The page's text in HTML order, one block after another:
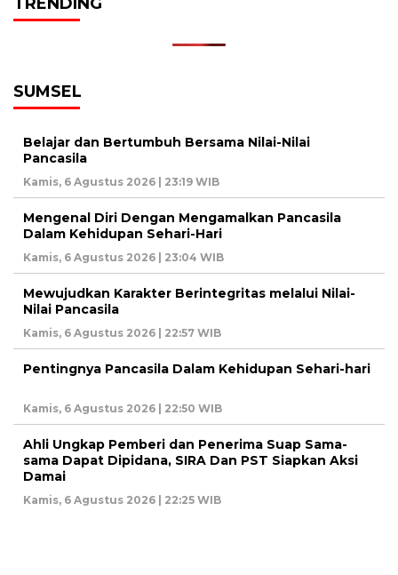
SUMSEL
Belajar dan Bertumbuh Bersama Nilai-Nilai
Pancasila
Kamis, 6 Agustus 2026 | 23:19 WIB
Mengenal Diri Dengan Mengamalkan Pancasila
Dalam Kehidupan Sehari-Hari
Kamis, 6 Agustus 2026 | 23:04 WIB
Mewujudkan Karakter Berintegritas melalui Nilai-
Nilai Pancasila
Kamis, 6 Agustus 2026 | 22:57 WIB
Pentingnya Pancasila Dalam Kehidupan Sehari-hari
Kamis, 6 Agustus 2026 | 22:50 WIB
Ahli Ungkap Pemberi dan Penerima Suap Sama-
sama Dapat Dipidana, SIRA Dan PST Siapkan Aksi
Damai
Kamis, 6 Agustus 2026 | 22:25 WIB